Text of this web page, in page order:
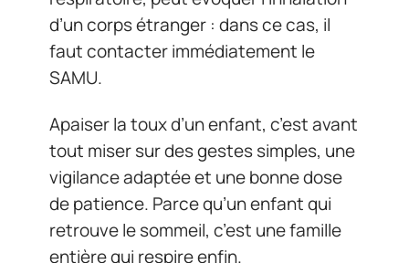
d’un corps étranger : dans ce cas, il
faut contacter immédiatement le
SAMU.
Apaiser la toux d’un enfant, c’est avant
tout miser sur des gestes simples, une
vigilance adaptée et une bonne dose
de patience. Parce qu’un enfant qui
retrouve le sommeil, c’est une famille
entière qui respire enfin.